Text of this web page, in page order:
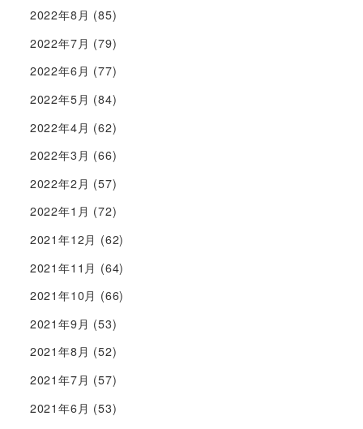
2022年8月 (85)
2022年7月 (79)
2022年6月 (77)
2022年5月 (84)
2022年4月 (62)
2022年3月 (66)
2022年2月 (57)
2022年1月 (72)
2021年12月 (62)
2021年11月 (64)
2021年10月 (66)
2021年9月 (53)
2021年8月 (52)
2021年7月 (57)
2021年6月 (53)